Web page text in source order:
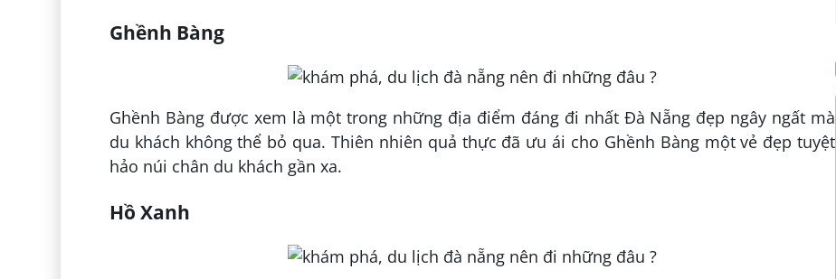
Ghềnh Bàng
Ghềnh Bàng được xem là một trong những địa điểm đáng đi nhất Đà Nẵng đẹp ngây ngất mà
du khách không thể bỏ qua. Thiên nhiên quả thực đã ưu ái cho Ghềnh Bàng một vẻ đẹp tuyệt
hảo núi chân du khách gần xa.
Hồ Xanh